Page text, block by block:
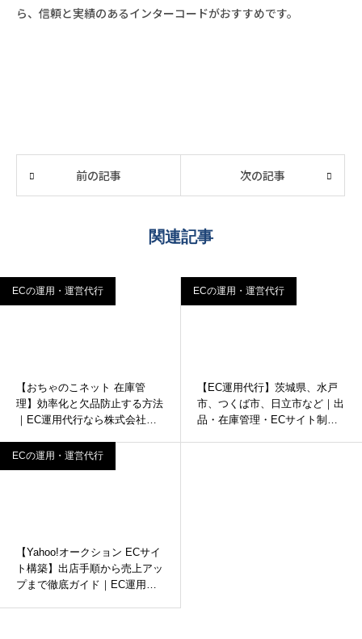
ら、信頼と実績のあるインターコードがおすすめです。
前の記事 次の記事
関連記事
ECの運用・運営代行
【おちゃのこネット 在庫管
理】効率化と欠品防止する方法
｜EC運用代行なら株式会社イ
ECの運用・運営代行
【EC運用代行】茨城県、水戸
市、つくば市、日立市など｜出
品・在庫管理・ECサイト制作
ECの運用・運営代行
【Yahoo!オークション ECサイ
ト構築】出店手順から売上アッ
プまで徹底ガイド｜EC運用代